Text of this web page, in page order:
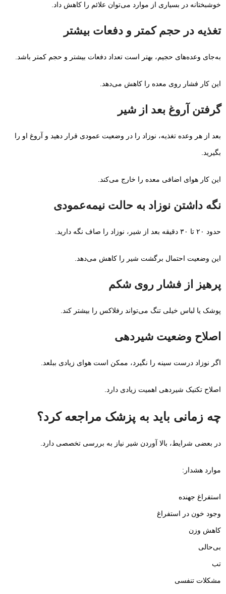
خوشبختانه در بسیاری از موارد می‌توان علائم را کاهش داد.
تغذیه در حجم کمتر و دفعات بیشتر
به‌جای وعده‌های حجیم، بهتر است تعداد دفعات بیشتر و حجم کمتر باشد.
این کار فشار روی معده را کاهش می‌دهد.
گرفتن آروغ بعد از شیر
بعد از هر وعده تغذیه، نوزاد را در وضعیت عمودی قرار دهید و آروغ او را
بگیرید.
این کار هوای اضافی معده را خارج می‌کند.
نگه داشتن نوزاد به حالت نیمه‌عمودی
حدود ۲۰ تا ۳۰ دقیقه بعد از شیر، نوزاد را صاف نگه دارید.
این وضعیت احتمال برگشت شیر را کاهش می‌دهد.
پرهیز از فشار روی شکم
پوشک یا لباس خیلی تنگ می‌تواند رفلاکس را بیشتر کند.
اصلاح وضعیت شیردهی
اگر نوزاد درست سینه را نگیرد، ممکن است هوای زیادی ببلعد.
اصلاح تکنیک شیردهی اهمیت زیادی دارد.
چه زمانی باید به پزشک مراجعه کرد؟
در بعضی شرایط، بالا آوردن شیر نیاز به بررسی تخصصی دارد.
موارد هشدار:
استفراغ جهنده
وجود خون در استفراغ
کاهش وزن
بی‌حالی
تب
مشکلات تنفسی